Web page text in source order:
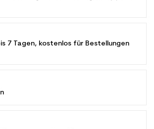
7 Tagen, kostenlos für Bestellungen